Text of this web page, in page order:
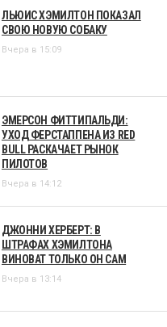
ЛЬЮИС ХЭМИЛТОН ПОКАЗАЛ
СВОЮ НОВУЮ СОБАКУ
Вчера в 15:09
ЭМЕРСОН ФИТТИПАЛЬДИ:
УХОД ФЕРСТАППЕНА ИЗ RED
BULL РАСКАЧАЕТ РЫНОК
ПИЛОТОВ
Вчера в 14:12
ДЖОННИ ХЕРБЕРТ: В
ШТРАФАХ ХЭМИЛТОНА
ВИНОВАТ ТОЛЬКО ОН САМ
Вчера в 13:14